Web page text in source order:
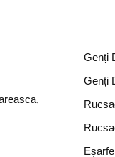
Genți
Genți